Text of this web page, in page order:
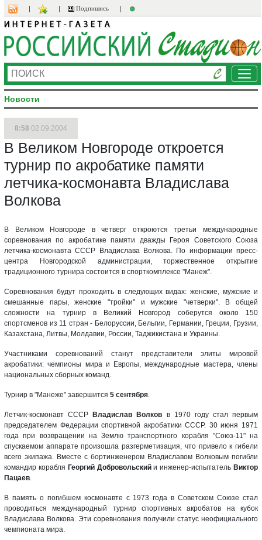
Подпишись
Новости
8:58 02.09.2004
В Великом Новгороде откроется
турнир по акробатике памяти
летчика-космонавта Владислава
Волкова
В Великом Новгороде в четверг откроются третьи международные
соревнования по акробатике памяти дважды Героя Советского Союза
летчика-космонавта СССР Владислава Волкова. По информации пресс-
центра Новгородской администрации, торжественное открытие
традиционного турнира состоится в спорткомплексе "Манеж".
Соревнования будут проходить в следующих видах: женские, мужские и
смешанные пары, женские "тройки" и мужские "четверки". В общей
сложности на турнир в Великий Новгород соберутся около 150
спортсменов из 11 стран - Белоруссии, Бельгии, Германии, Греции, Грузии,
Казахстана, Литвы, Молдавии, России, Таджикистана и Украины.
Участниками соревнований станут представители элиты мировой
акробатики: чемпионы мира и Европы, международные мастера, члены
национальных сборных команд.
Турнир в "Манеже" завершится 5 сентября.
Летчик-космонавт СССР Владислав Волков в 1970 году стал первым
председателем Федерации спортивной акробатики СССР. 30 июня 1971
года при возвращении на Землю транспортного корабля "Союз-11" на
спускаемом аппарате произошла разгерметизация, что привело к гибели
всего экипажа. Вместе с бортинженером Владиславом Волковым погибли
командир корабля Георгий Добровольскийи инженер-испытатель Виктор
Пацаев.
В память о погибшем космонавте с 1973 года в Советском Союзе стал
проводиться международный турнир спортивных акробатов на кубок
Владислава Волкова. Эти соревнования получили статус неофициального
чемпионата мира.